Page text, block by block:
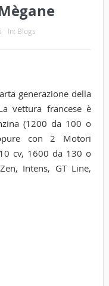
In: Blogs
generazione della
vettura francese è
(1200 da 100 o
con 2 Motori
cv, 1600 da 130 o
Intens, GT Line,